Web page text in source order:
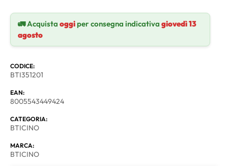
🚛 Acquista oggiper consegna indicativa giovedì 13
agosto
CODICE:
BTI351201
EAN:
8005543449424
CATEGORIA:
BTICINO
MARCA:
BTICINO